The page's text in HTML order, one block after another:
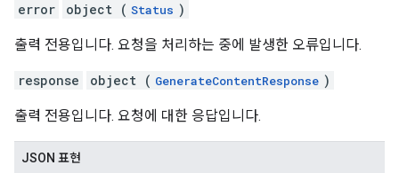
error
object ( Status )
출력 전용입니다. 요청을 처리하는 중에 발생한 오류입니다.
response object ( GenerateContentResponse )
출력 전용입니다. 요청에 대한 응답입니다.
JSON 표현